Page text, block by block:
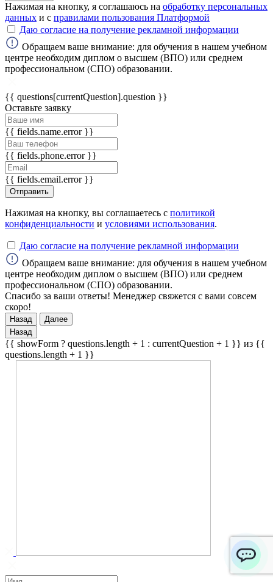
Нажимая на кнопку, я соглашаюсь на обработку персональных
данных и с правилами пользования Платформой
Даю согласие на получение рекламной информации
Обращаем ваше внимание: для обучения в нашем учебном
центре необходим диплом о высшем (ВПО) или среднем
профессиональном (СПО) образовании.
{{ questions[currentQuestion].question }}
Оставьте заявку
{{ fields.name.error }}
{{ fields.phone.error }}
{{ fields.email.error }}
Отправить
Нажимая на кнопку, вы соглашаетесь с политикой
конфиденциальности и условиями использования.
Даю согласие на получение рекламной информации
Обращаем ваше внимание: для обучения в нашем учебном
центре необходим диплом о высшем (ВПО) или среднем
профессиональном (СПО) образовании.
Спасибо за ваши ответы! Менеджер свяжется с вами совсем
скоро!
Назад
Далее
Назад
{{ showForm ? questions.length + 1 : currentQuestion + 1 }} из {{
questions.length + 1 }}
ChatApp
online
Мессенджеры
Свяжитесь с нами через любой удобный
мессенджер!
WhatsApp